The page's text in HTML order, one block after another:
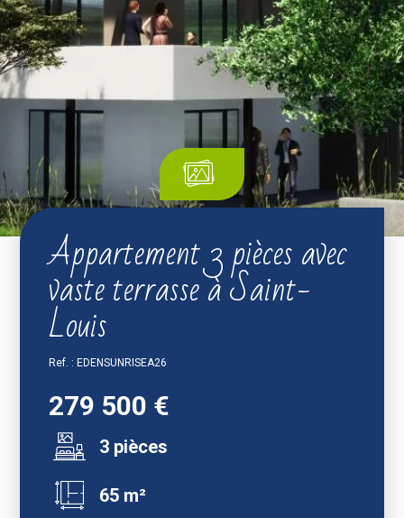
Appartement 3 pièces avec
vaste terrasse à Saint-
Louis
Ref. : EDENSUNRISEA26
279 500 €
3 pièces
65 m²